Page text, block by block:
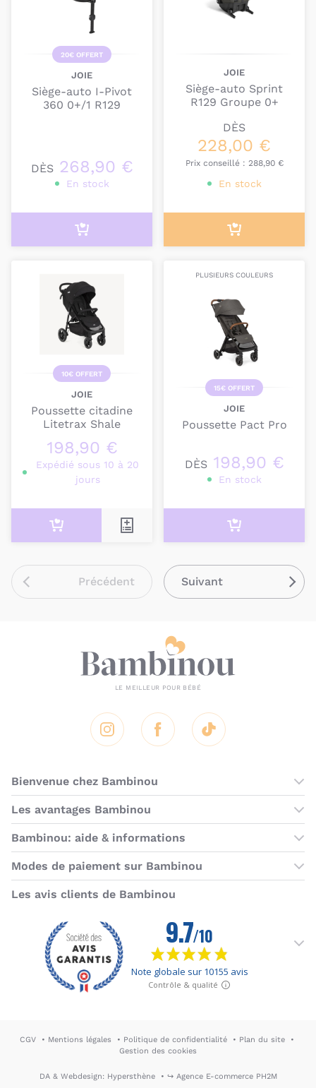
20€ OFFERT
JOIE
Siège-auto I-Pivot
360 0+/1 R129
DÈS 268,90 €
En stock
JOIE
Siège-auto Sprint
R129 Groupe 0+
DÈS
228,00 €
Prix conseillé : 288,90 €
En stock
10€ OFFERT
JOIE
Poussette citadine
Litetrax Shale
198,90 €
Expédié sous 10 à 20
jours
PLUSIEURS COULEURS
15€ OFFERT
JOIE
Poussette Pact Pro
DÈS 198,90 €
En stock
Précédent Suivant
Instagram Facebook Tik Tok
Bienvenue chez Bambinou
Les boutiques Bambinou
Boutique Bambinou Paris
Boutique Bambinou Toulouse
L'équipe Bambinou
Les avantages Bambinou
Bons plans Bambinou
Cartes cadeaux
Programme de fidélité
Bambinou: aide & informations
Contactez-nous
Horaires du service client
Foire aux questions
Livraisons et retours
Moyens de paiement
Dictionnaire de la puériculture
Rétractation
Modes de paiement sur Bambinou
Les avis clients de Bambinou
CGV Mentions légales Politique de confidentialité
Plan du site
Gestion des cookies
DA & Webdesign: Hypersthène ↪ Agence E-commerce PH2M